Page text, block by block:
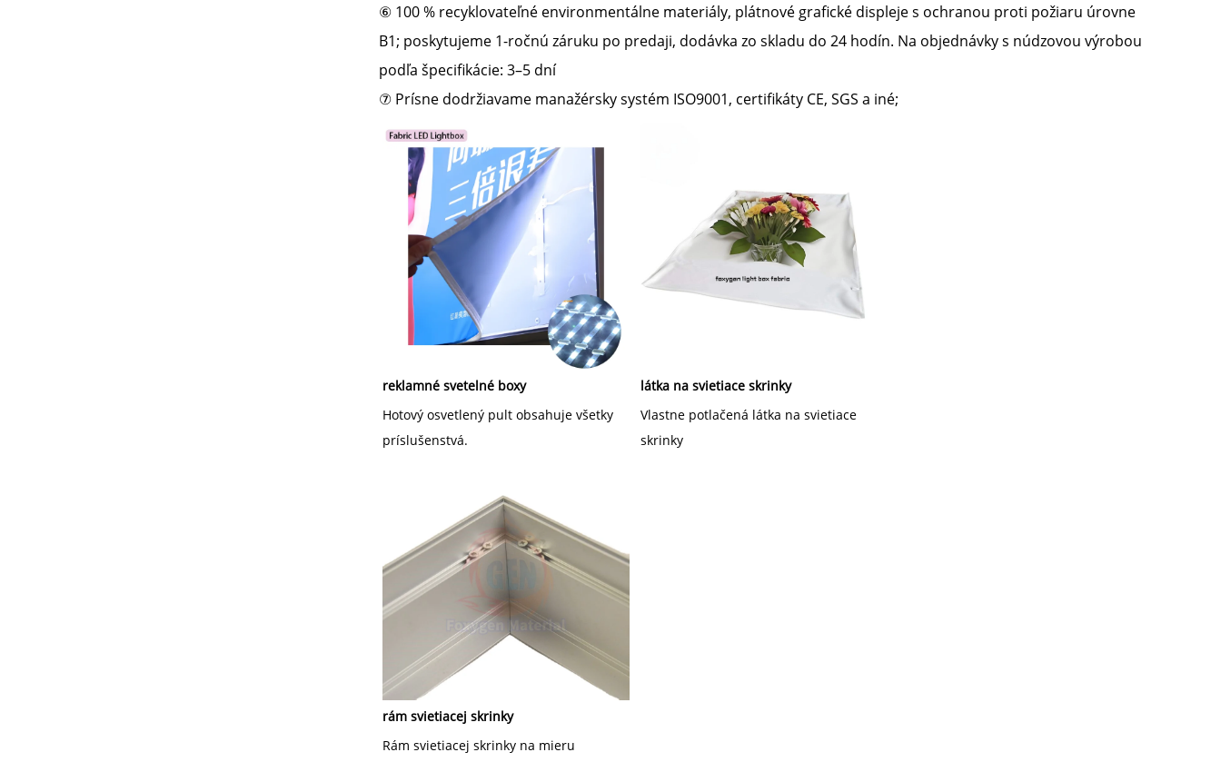
⑥ 100 % recyklovateľné environmentálne materiály, plátnové grafické displeje s ochranou proti požiaru úrovne
B1; poskytujeme 1-ročnú záruku po predaji, dodávka zo skladu do 24 hodín. Na objednávky s núdzovou výrobou
podľa špecifikácie: 3–5 dní
⑦ Prísne dodržiavame manažérsky systém ISO9001, certifikáty CE, SGS a iné;
reklamné svetelné boxy
Hotový osvetlený pult obsahuje všetky
príslušenstvá.
látka na svietiace skrinky
Vlastne potlačená látka na svietiace
skrinky
rám svietiacej skrinky
Rám svietiacej skrinky na mieru